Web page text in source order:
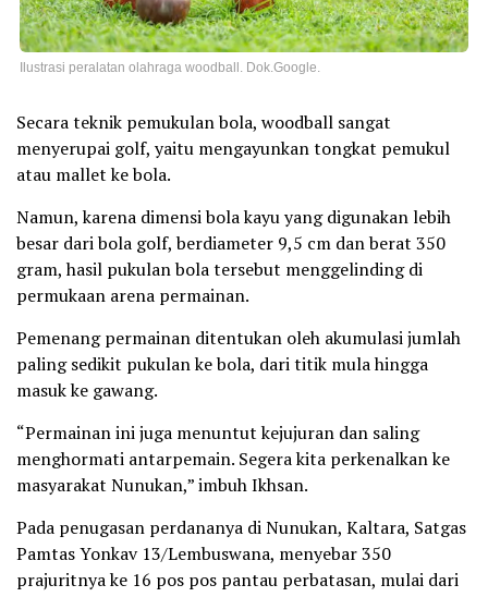
Ilustrasi peralatan olahraga woodball. Dok.Google.
Secara teknik pemukulan bola, woodball sangat
menyerupai golf, yaitu mengayunkan tongkat pemukul
atau mallet ke bola.
Namun, karena dimensi bola kayu yang digunakan lebih
besar dari bola golf, berdiameter 9,5 cm dan berat 350
gram, hasil pukulan bola tersebut menggelinding di
permukaan arena permainan.
Pemenang permainan ditentukan oleh akumulasi jumlah
paling sedikit pukulan ke bola, dari titik mula hingga
masuk ke gawang.
“Permainan ini juga menuntut kejujuran dan saling
menghormati antarpemain. Segera kita perkenalkan ke
masyarakat Nunukan,” imbuh Ikhsan.
Pada penugasan perdananya di Nunukan, Kaltara, Satgas
Pamtas Yonkav 13/Lembuswana, menyebar 350
prajuritnya ke 16 pos pos pantau perbatasan, mulai dari